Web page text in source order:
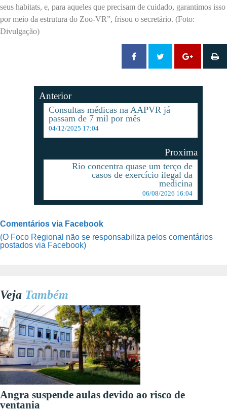
seus habitats, e, para aqueles que precisam de cuidado, garantimos isso
por meio da estrutura do Zoo-VR”, frisou o secretário. (Foto:
Divulgação)
Anterior
Consultas médicas na AAPVR já
passam de 7 mil por mês
04/12/2025 17:04
Proxima
Rio concentra quase um terço de
casos de exercício ilegal da
medicina
06/08/2026 16:04
Comentários via Facebook
(O Foco Regional não se responsabiliza pelos comentários
postados via Facebook)
Veja Também
Angra suspende aulas devido ao risco de
ventania